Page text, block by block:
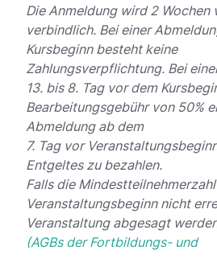
Die Anmeldung wird 2 Wochen
verbindlich. Bei einer
Kursbeginn besteht keine
Zahlungsverpflichtung. Bei
13. bis 8. Tag vor dem
Bearbeitungsgebühr von 50%
Abmeldung ab dem
7. Tag vor
Entgeltes zu bezahlen.
Falls die
Veranstaltungsbeginn nicht
Veranstaltung abgesagt
(AGBs der Fortbildungs- und